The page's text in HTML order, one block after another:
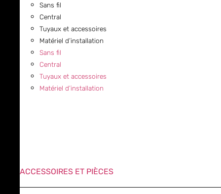
Sans fil
Central
Tuyaux et accessoires
Matériel d’installation
Sans fil
Central
Tuyaux et accessoires
Matériel d’installation
ACCESSOIRES ET PIÈCES